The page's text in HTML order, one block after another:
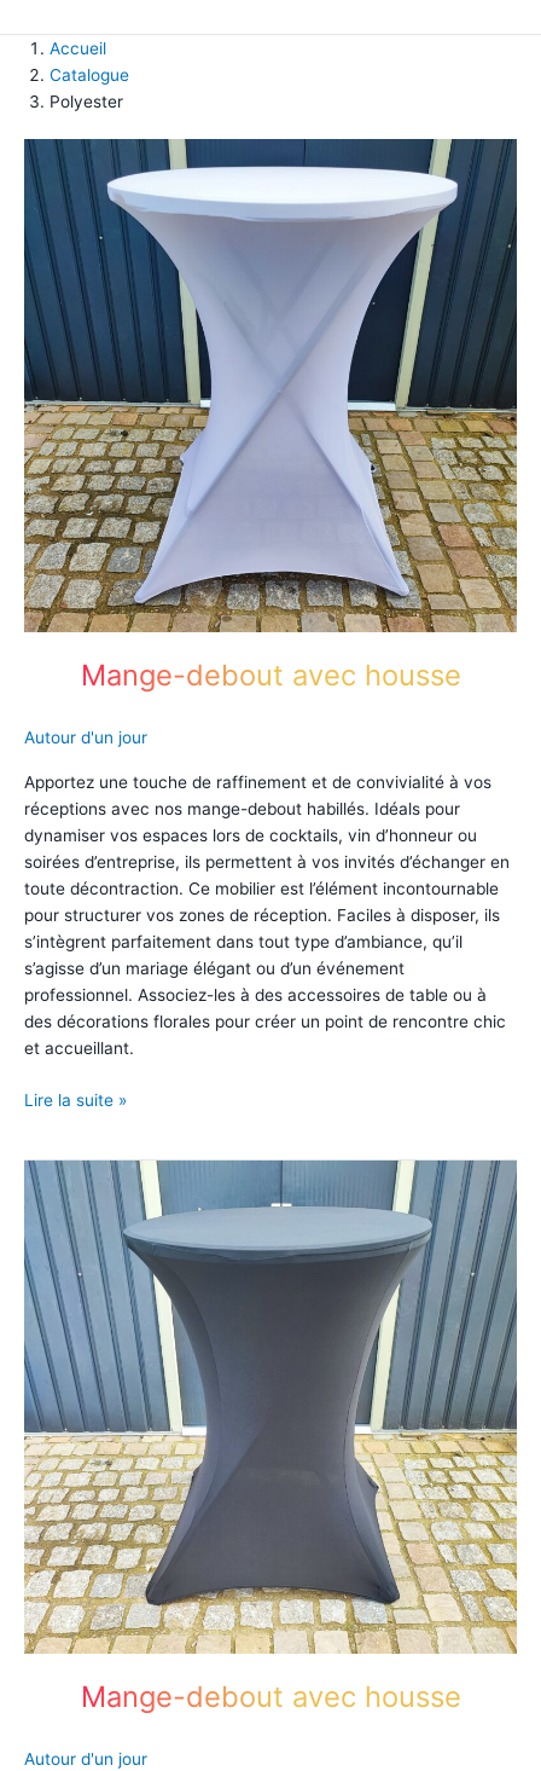
Accueil
Catalogue
Polyester
Mange-debout avec housse
Autour d'un jour
Apportez une touche de raffinement et de convivialité à vos
réceptions avec nos mange-debout habillés. Idéals pour
dynamiser vos espaces lors de cocktails, vin d’honneur ou
soirées d’entreprise, ils permettent à vos invités d’échanger en
toute décontraction. Ce mobilier est l’élément incontournable
pour structurer vos zones de réception. Faciles à disposer, ils
s’intègrent parfaitement dans tout type d’ambiance, qu’il
s’agisse d’un mariage élégant ou d’un événement
professionnel. Associez-les à des accessoires de table ou à
des décorations florales pour créer un point de rencontre chic
et accueillant.
Mange-
housse
Lire la suite »
Mange-debout avec housse
Autour d'un jour